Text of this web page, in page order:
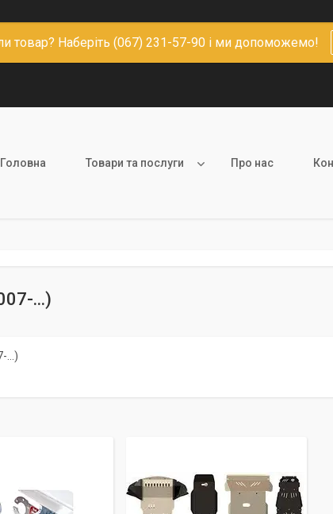
товар? Наберіть (067) 231-57-90 і ми допоможемо!
Головна Товари та послуги Про нас
...)
...)